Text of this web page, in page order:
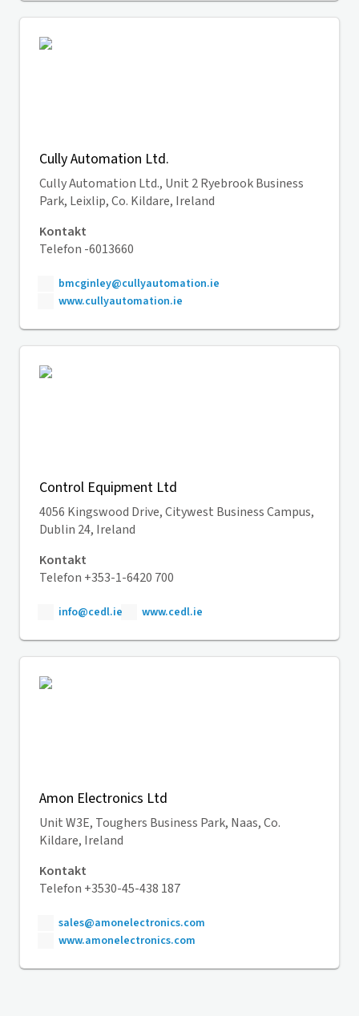
Cully Automation Ltd.
Cully Automation Ltd., Unit 2 Ryebrook Business
Park, Leixlip, Co. Kildare, Ireland
Kontakt
Telefon -6013660
bmcginley@cullyautomation.ie
www.cullyautomation.ie
Control Equipment Ltd
4056 Kingswood Drive, Citywest Business Campus,
Dublin 24, Ireland
Kontakt
Telefon +353-1-6420 700
info@cedl.ie www.cedl.ie
Amon Electronics Ltd
Unit W3E, Toughers Business Park, Naas, Co.
Kildare, Ireland
Kontakt
Telefon +3530-45-438 187
sales@amonelectronics.com
www.amonelectronics.com